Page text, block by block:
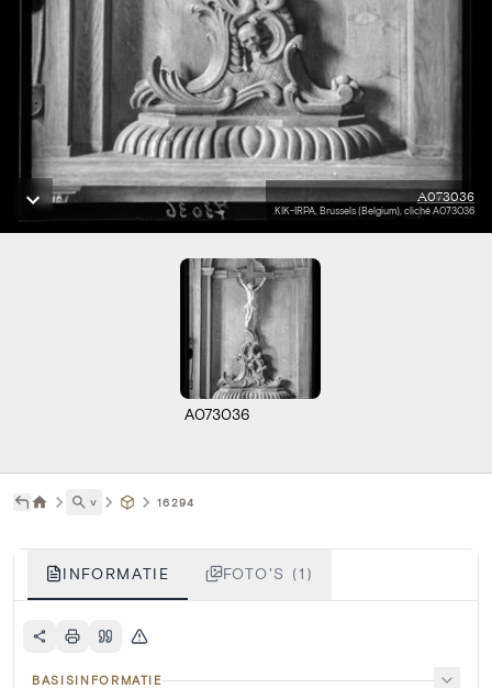
A073036
KIK-IRPA, Brussels (Belgium), cliché A073036
A073036
˅ 16294
INFORMATIE FOTO'S (1)
BASISINFORMATIE